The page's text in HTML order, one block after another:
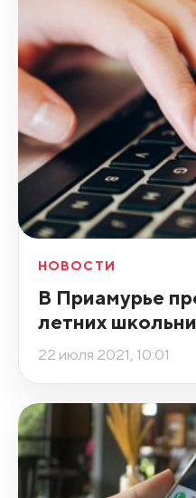
НОВОСТИ
В Приамурье
летних
22 июля 2021, 10:01